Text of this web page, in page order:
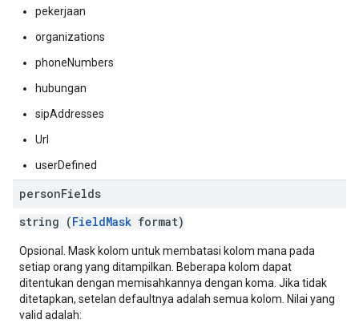
pekerjaan
organizations
phoneNumbers
hubungan
sipAddresses
Url
userDefined
personFields
string (FieldMask format)
Opsional. Mask kolom untuk membatasi kolom mana pada
setiap orang yang ditampilkan. Beberapa kolom dapat
ditentukan dengan memisahkannya dengan koma. Jika tidak
ditetapkan, setelan defaultnya adalah semua kolom. Nilai yang
valid adalah: